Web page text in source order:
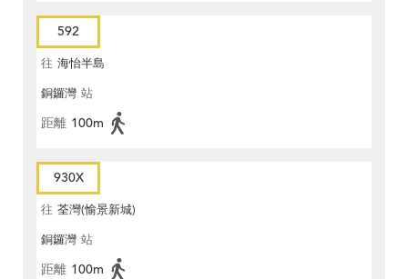
592
往 海怡半島
銅鑼灣 站
距離 100m
930X
往 荃灣(愉景新城)
銅鑼灣 站
距離 100m